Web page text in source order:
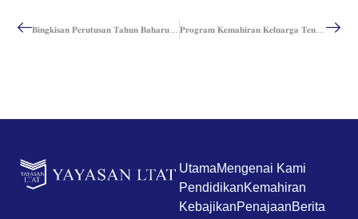
𝐏𝐫𝐨𝐠𝐫𝐚𝐦 𝐊𝐞𝐦𝐚𝐡𝐢𝐫𝐚𝐧 𝐊𝐞𝐥𝐮𝐚𝐫𝐠𝐚 𝐓𝐞𝐧𝐭𝐞𝐫𝐚 (𝐊²𝐓) – BAKAT 23 RAD Kem Tun Razak
UtamaMengenai Kami
PendidikanKemahiran
KebajikanPenajaanBerita